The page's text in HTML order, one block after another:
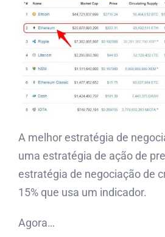
A melhor estratégia de
uma estratégia de ação de
estratégia de negociação de
15% que usa um indicador.
Agora…